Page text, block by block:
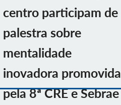
centro participam de
palestra sobre
mentalidade
inovadora promovida
pela 8ª CRE e Sebrae